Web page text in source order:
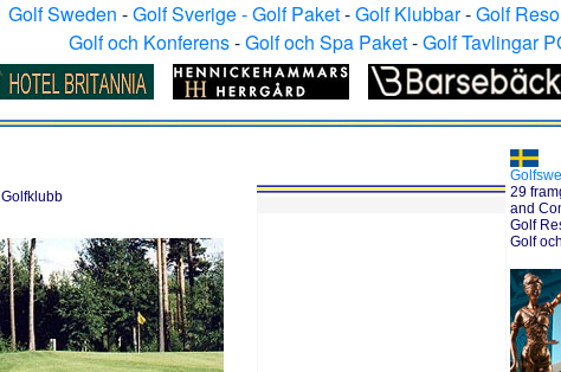
Golf Sweden -Golf Sverige - Golf Paket-Golf Klubbar-Golf
Golf och Konferens-Golf och Spa Paket-Golf Tavlingar
Golfklubb
29
and
Golf
Golf